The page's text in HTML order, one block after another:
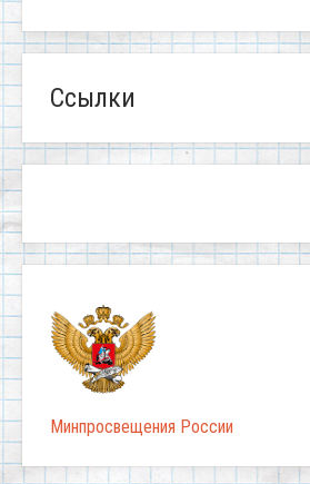
Ссылки
Минпросвещения России